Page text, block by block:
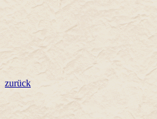
zurück